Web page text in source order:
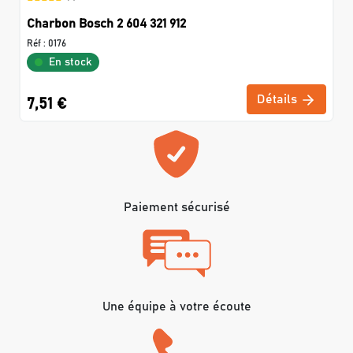
Charbon Bosch 2 604 321 912
Réf : 0176
En stock
7,51 € Détails
Paiement sécurisé
Une équipe à votre écoute